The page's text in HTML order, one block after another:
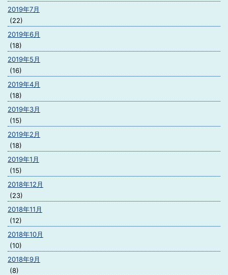
2019年7月
(22)
2019年6月
(18)
2019年5月
(16)
2019年4月
(18)
2019年3月
(15)
2019年2月
(18)
2019年1月
(15)
2018年12月
(23)
2018年11月
(12)
2018年10月
(10)
2018年9月
(8)